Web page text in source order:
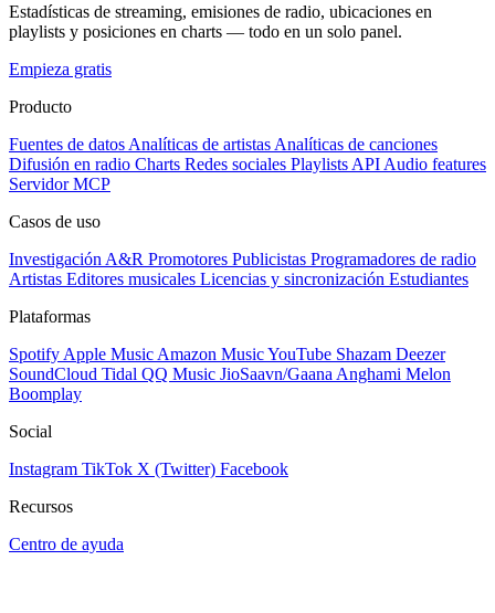
Estadísticas de streaming, emisiones de radio, ubicaciones en
playlists y posiciones en charts — todo en un solo panel.
Empieza gratis
Producto
Fuentes de datos Analíticas de artistas Analíticas de canciones
Difusión en radio Charts Redes sociales Playlists API Audio features
Servidor MCP
Casos de uso
Investigación A&R Promotores Publicistas Programadores de radio
Artistas Editores musicales Licencias y sincronización Estudiantes
Plataformas
Spotify Apple Music Amazon MusicYouTube Shazam Deezer
SoundCloud Tidal QQ Music JioSaavn/Gaana Anghami Melon
Boomplay
Social
Instagram TikTok X (Twitter) Facebook
Recursos
Centro de ayuda